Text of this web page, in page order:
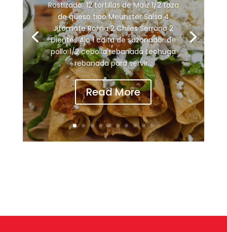
Rostizado 12 tortillas de Maíz 1/2 taza
de queso tipo Meunster Salsa 4
Jitomate Roma 2 Chiles Serrano 2
Dientes Ajo 1 cdita de sazonador de
pollo 1/2 cebolla rebanada Lechuga
rebanada para servir...
Read More